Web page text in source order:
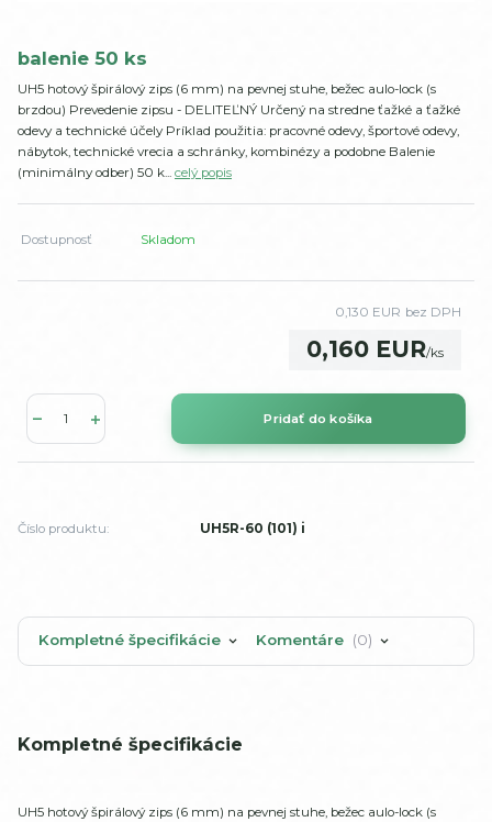
balenie 50 ks
UH5 hotový špirálový zips (6 mm) na pevnej stuhe, bežec aulo-lock (s
brzdou) Prevedenie zipsu - DELITEĽNÝ Určený na stredne ťažké a ťažké
odevy a technické účely Príklad použitia: pracovné odevy, športové odevy,
nábytok, technické vrecia a schránky, kombinézy a podobne Balenie
(minimálny odber) 50 k... celý popis
Dostupnosť Skladom
0,160 EUR/ks
0,130 EUR bez DPH
Pridať do košíka
Číslo produktu: UH5R-60 (101) i
Kompletné špecifikácie Komentáre 0
Kompletné špecifikácie
UH5 hotový špirálový zips (6 mm) na pevnej stuhe, bežec aulo-lock (s